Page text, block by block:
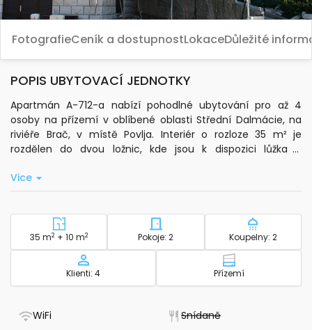
FotografieCeník a dostupnostLokaceDůležité
POPIS UBYTOVACÍ JEDNOTKY
Apartmán A-712-a nabízí pohodlné ubytování pro až 4
osoby na přízemí v oblíbené oblasti Střední Dalmácie, na
riviéře Brač, v místě Povlja. Interiér o rozloze 35 m² je
rozdělen do dvou ložnic, kde jsou k dispozici lůžka a
apartmánu je také soukromá kuchyně vybavená základním
kuchyňským nádobím a elektrickou konvicí.
K apartmánu patří terasa o velikosti 10 m² s výhledem na
moře, která poskytuje příjemné místo k odpočinku. Hosté
mohou využívat standardní wi-fi připojení, ložní prádlo,
toaletní potřeby, ručníky do koupelny, žehličku, fén a
pračku. Ubytování je vhodné i pro domácí mazlíčky, kteří
Poloha apartmánu je ideální pro milovníky moře – k moři je
Vice
Plocha - ubytování
35 m2 + 10 m2 Počet ložnic - ubytování
Pokoje: 2 Počet
Koupelny: 2
Kapacita
Klienti: 4 Patro -
Přízemí
WiFi Snídaně- Nedostupné